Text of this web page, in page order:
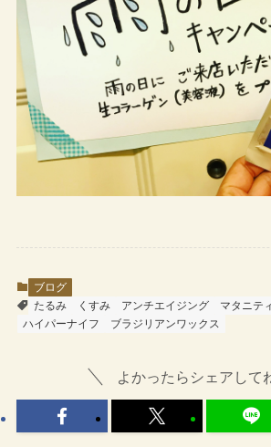
ブログ
たるみ
くすみ アンチエイジング マタニテ
ハイパーナイフ
ブラジリアンワックス
よかったらシェアして